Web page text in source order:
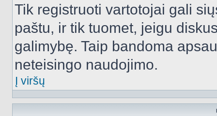
Tik registruoti vartotojai gali
paštu, ir tik tuomet, jeigu
galimybę. Taip bandoma
neteisingo naudojimo.
Į viršų